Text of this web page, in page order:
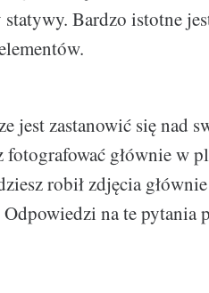
Bardzo istotne
jest zastanowić się nad
głównie w
robił zdjęcia
na te pytania